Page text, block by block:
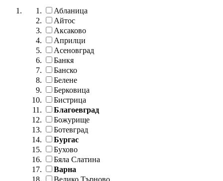
Абланица
Айтос
Аксаково
Априлци
Асеновград
Банкя
Банско
Белене
Берковица
Бистрица
Благоевград
Божурище
Ботевград
Бургас
Бухово
Бяла Слатина
Варна
Велико Търново